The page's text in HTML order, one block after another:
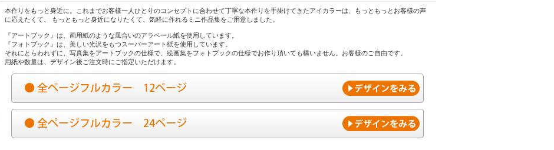
本作りをもっと身近に。これまでお客様一人ひとりのコンセプトに合わせて丁寧な本作りを手掛けてきたアイカラーは、もっともっとお客様の声
に応えたくて、 もっともっと身近になりたくて、気軽に作れるミニ作品集をご用意しました。
『アートブック』は、画用紙のような風合いのアラベール紙を使用しています。
『フォトブック』は、美しい光沢をもつスーパーアート紙を使用しています。
それにとらわれずに、写真集をアートブックの仕様で、絵画集をフォトブックの仕様でお作り頂いても構いません。お客様のご自由です。
用紙や数量は、デザイン後ご注文時にご指定いただけます。